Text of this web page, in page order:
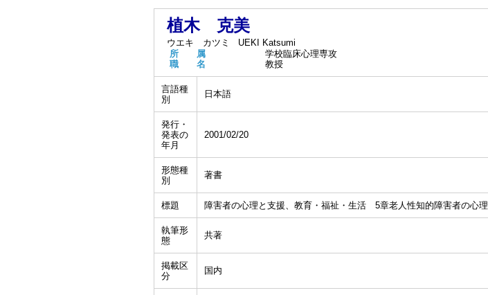
植木 克美
ウエキ カツミ
UEKI Katsumi
所 属
学校臨床心理専攻
職 名
教授
言語種
別
日本語
発行・
発表の
年月
2001/02/20
形態種
別
著書
標題 障害者の心理と支援、教育・福祉・生活 5章老人性知的障害者の心理
執筆形
態
共著
掲載区
分
国内